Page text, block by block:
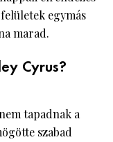
egymás
marad.
Cyrus?
tapadnak a
szabad